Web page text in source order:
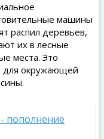
машины
распил деревьев,
их в лесные
места. Это
для окружающей
пополнение